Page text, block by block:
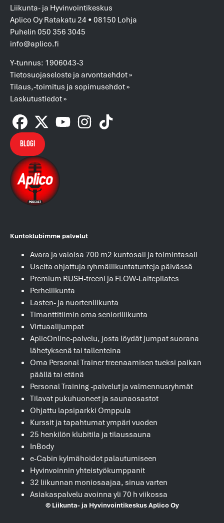
Liikunta- ja Hyvinvointikeskus
Aplico Oy Ratakatu 24 • 08150 Lohja
Puhelin 050 356 3045
info@aplico.fi
Y-tunnus: 1906043-3
Tietosuojaseloste ja arvontaehdot »
Tilaus,-toimitus ja sopimusehdot »
Laskutustiedot »
Blogi
Kuntoklubimme palvelut
Avara ja valoisa 700 m2 kuntosali ja toimintasali
Useita ohjattuja ryhmäliikuntatunteja päivässä
Premium RUSH-treeni ja FLOW-Laitepilates
Perheliikunta
Lasten- ja nuortenliikunta
Timanttitiimin oma senioriliikunta
Virtuaalijumpat
AplicOnline-palvelu, josta löydät jumpat suorana
lähetyksenä tai tallenteina
Oma Personal Trainer treenaamisen tueksi paikan
päällä tai etänä
Personal Training -palvelut ja valmennusryhmät
Tilavat pukuhuoneet ja saunaosastot
Ohjattu lapsiparkki Omppula
Kurssit ja tapahtumat ympäri vuoden
25 henkilön klubitila ja tilaussauna
InBody
e-Cabin kylmähoidot palautumiseen
Hyvinvoinnin yhteistyökumppanit
32 liikunnan moniosaajaa, sinua varten
Asiakaspalvelu avoinna yli 70 h viikossa
© Liikunta- ja Hyvinvointikeskus Aplico Oy